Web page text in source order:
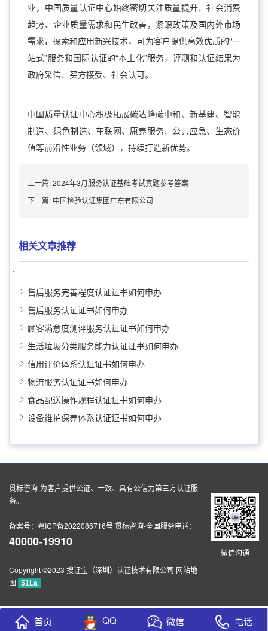
业，中国质量认证中心始终密切关注质量提升、社会消费
趋势、企业质量需求和民生改善，紧跟政策及国内外市场
需求，探索和应用新兴技术，可为客户提供高效优质的“一
站式”服务和国际认证的“本土化”服务，评测和认证结果为
政府采信、买方接受、社会认可。
中国质量认证中心积极拓展碳达峰碳中和、新基建、智能
制造、绿色制造、车联网、康养服务、公共应急、生态价
值等前沿性业务（领域），持续打造新优势。
上一篇:2024年3月服务认证基础考试真题参考答案
下一篇: 中国检验认证集团广东有限公司
相关文章推荐
`
售后服务完善程度认证证书如何申办
售后服务认证证书如何申办
顾客满意度测评服务认证证书如何申办
生活垃圾分类服务能力认证证书如何申办
信用评价体系认证证书如何申办
物流服务认证证书如何申办
食品配送操作规程认证证书如何申办
设备维护保养体系认证证书如何申办
微信沟通
贯标咨询-为客户提供公证、一致、具有公信力第三方认证服
务。
备案号： 粤ICP备2022086716号贯标咨询-全国服务电话：
40000-19910
Copyright ©2023 搜证宝（深圳）认证技术有限公司 网站地
图
51La
首页 QQ 微信 电话